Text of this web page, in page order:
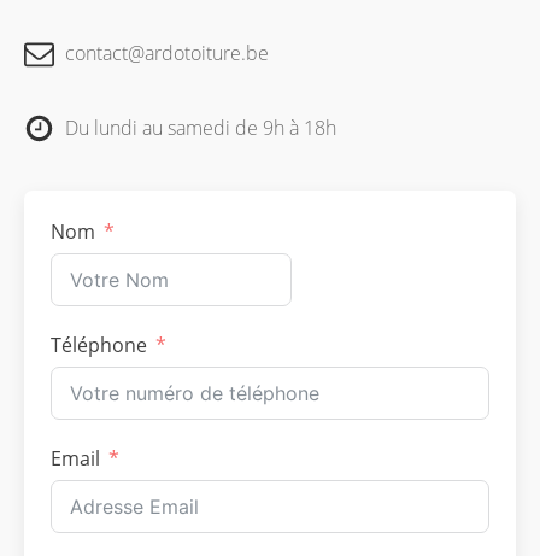
contact@ardotoiture.be
Du lundi au samedi de 9h à 18h
Nom
Téléphone
Email